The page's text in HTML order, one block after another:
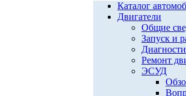
Каталог
Двигатели
Общие
Запуск и
Ремонт
ЭСУД